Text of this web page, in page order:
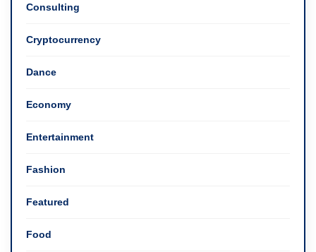
Consulting
Cryptocurrency
Dance
Economy
Entertainment
Fashion
Featured
Food